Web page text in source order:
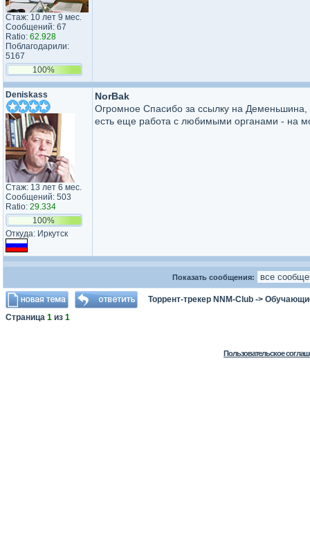
Стаж: 10 лет 9 мес.
Сообщений: 67
Ratio: 62.928
Поблагодарили:
5167
100%
Deniskass
Стаж: 13 лет 6 мес.
Сообщений: 503
Ratio: 29.334
100%
Откуда: Иркутск
NorBak
Огромное Спасибо за ссылку на Деменьшина,
есть еще работа с любимыми органами - на
Показать сообщения:
Торрент-трекер NNM-Club ->
Страница 1 из 1
Пользовательское